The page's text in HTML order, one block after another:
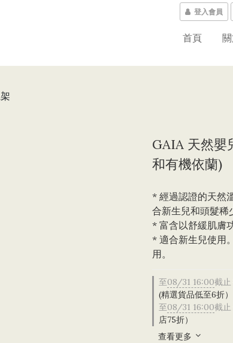
登入會員
首頁
GAIA 天然嬰
和有機依蘭)
* 經過認證的天然
合新生兒和頭髮稀
* 富含以舒緩肌膚
* 適合新生兒使用
用。
至08/31 16:00截止
(精選貨品低至6折）
至08/31 16:00截止
店75折）
查看更多